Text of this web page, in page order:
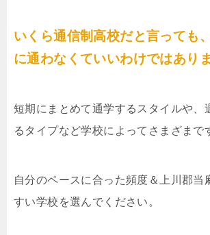
いくら通信制高校だと言っても
に通わなくていいわけではあり
短期にまとめて通学するスタイルや、
るタイプなど学校によってさまざまで
自分のペースに合った頻度＆上川郡当
すい学校を選んでください。